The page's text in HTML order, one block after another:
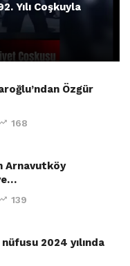
Yılı Coşkuyla
Özgür
168
Arnavutköy
139
2024 yılında